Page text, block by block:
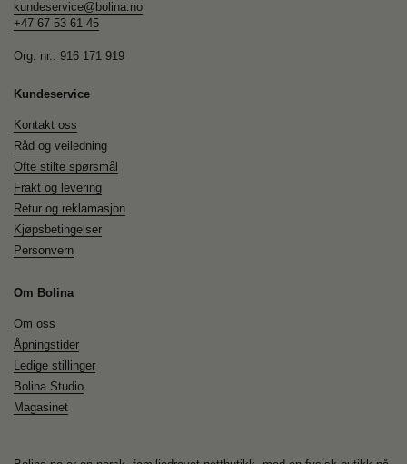
kundeservice@bolina.no
+47 67 53 61 45
Org. nr.: 916 171 919
Kundeservice
Kontakt oss
Råd og veiledning
Ofte stilte spørsmål
Frakt og levering
Retur og reklamasjon
Kjøpsbetingelser
Personvern
Om Bolina
Om oss
Åpningstider
Ledige stillinger
Bolina Studio
Magasinet